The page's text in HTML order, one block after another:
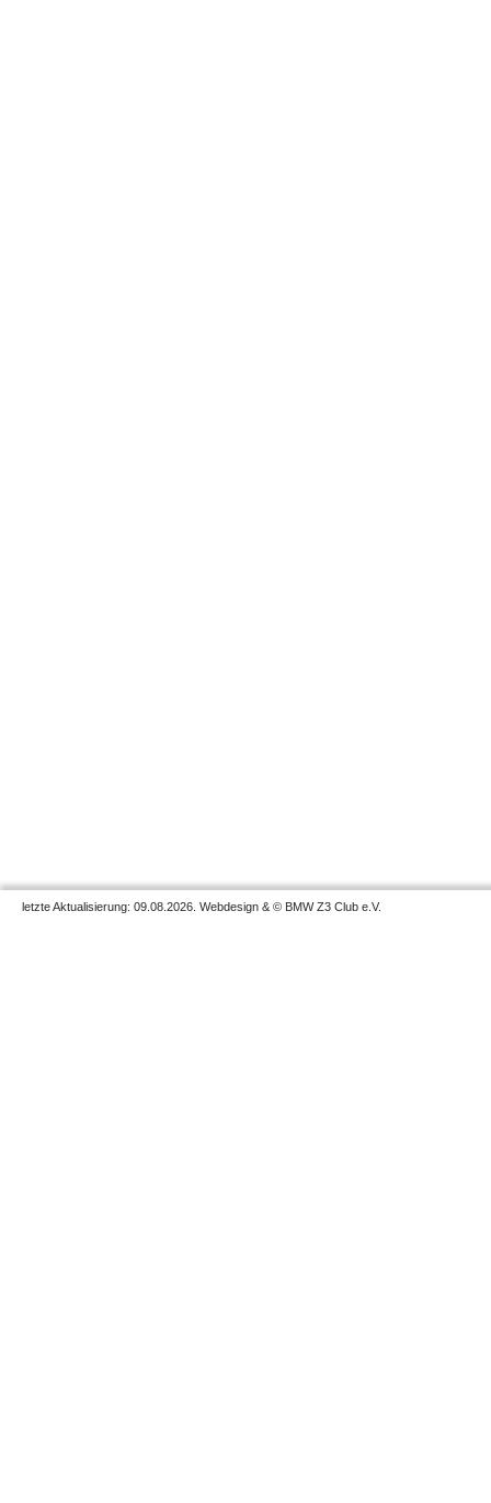
letzte Aktualisierung: 09.08.2026. Webdesign & © BMW Z3 Club e.V.